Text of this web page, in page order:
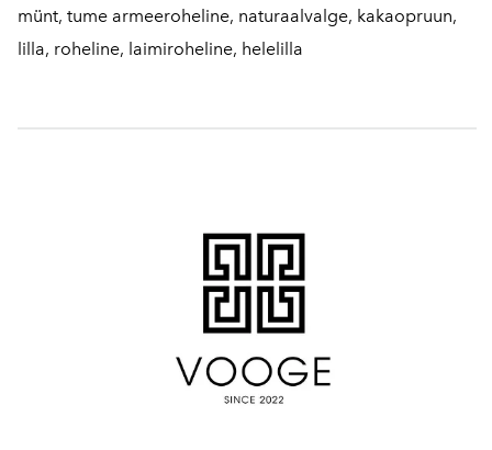
münt, tume armeeroheline, naturaalvalge, kakaopruun,
lilla, roheline, laimiroheline, helelilla